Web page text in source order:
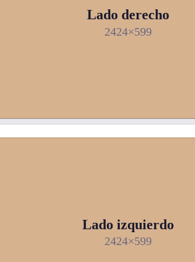
Lado derecho
2424×599
Lado izquierdo
2424×599